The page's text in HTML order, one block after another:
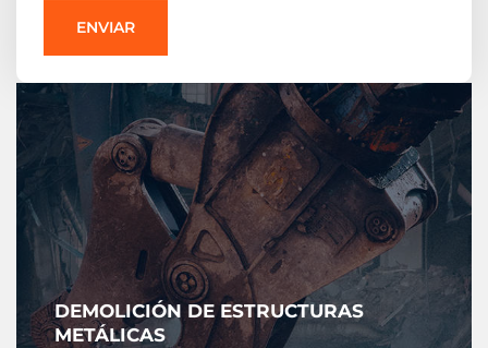
DEMOLICIÓN DE ESTRUCTURAS
METÁLICAS